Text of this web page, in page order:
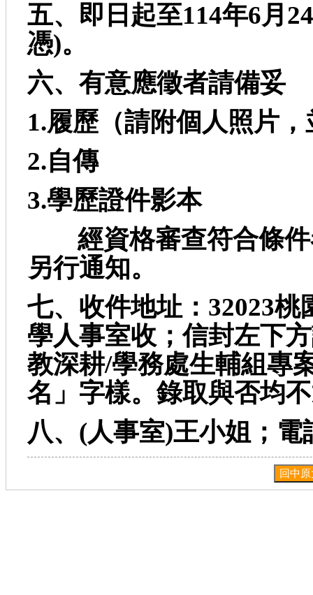
五、即日起至114年6月24
憑)。
六、有意應徵者請備妥
1.履歷（請附個人照片
2.自傳
3.學歷證件影本
經資格審查符合條
另行通知。
七、收件地址：32023桃
學人事室收；信封左下
教深耕/學務處生輔組專
名」字樣。錄取與否均
八、(人事室)王小姐；電
回中